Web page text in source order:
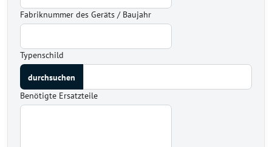
Fabriknummer des Geräts / Baujahr
Typenschild
Benötigte Ersatzteile